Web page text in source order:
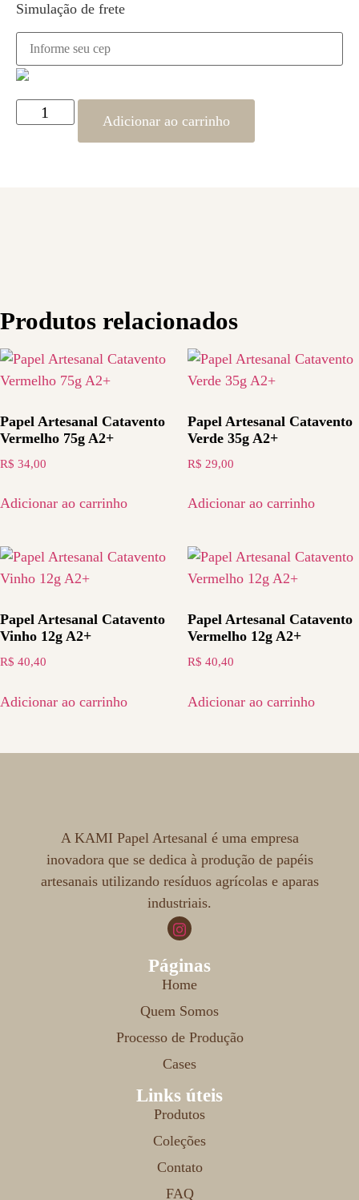
Simulação de frete
Adicionar ao carrinho
Produtos relacionados
Papel Artesanal Catavento
Vermelho 75g A2+
R$ 34,00
Adicionar ao carrinho
Papel Artesanal Catavento
Verde 35g A2+
R$ 29,00
Adicionar ao carrinho
Papel Artesanal Catavento
Vinho 12g A2+
R$ 40,40
Adicionar ao carrinho
Papel Artesanal Catavento
Vermelho 12g A2+
R$ 40,40
Adicionar ao carrinho
A KAMI Papel Artesanal é uma empresa
inovadora que se dedica à produção de papéis
artesanais utilizando resíduos agrícolas e aparas
industriais.
Páginas
Home
Quem Somos
Processo de Produção
Cases
Links úteis
Produtos
Coleções
Contato
FAQ